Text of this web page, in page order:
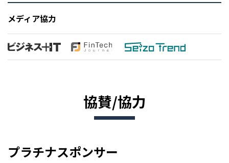
メディア協力
協賛/協力
プラチナスポンサー